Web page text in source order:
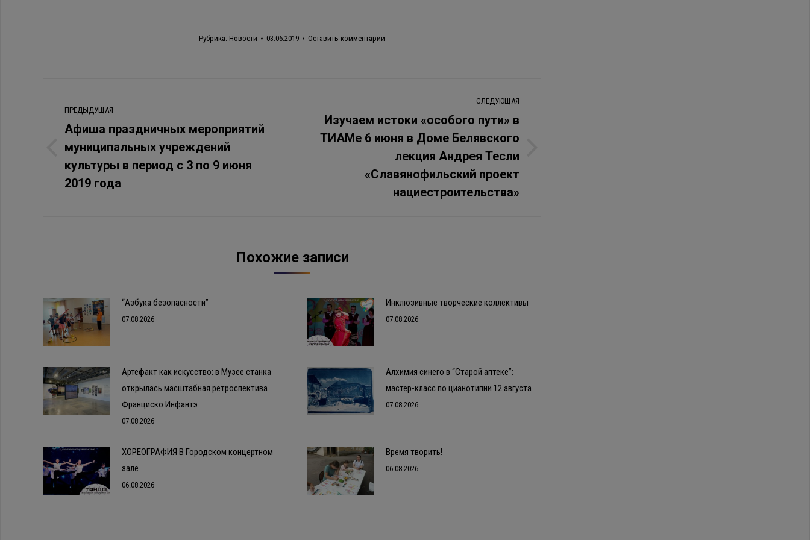
Рубрика: Новости 03.06.2019 Оставить комментарий
по
записям
ПРЕДЫДУЩАЯ
Предыдущая
запись:
Афиша праздничных мероприятий
муниципальных учреждений
культуры в период с 3 по 9 июня
2019 года
СЛЕДУЮЩАЯ
Изучаем истоки «особого пути» в
ТИАМе 6 июня в Доме Белявского
лекция Андрея Тесли
«Славянофильский проект
нациестроительства»
Похожие записи
“Азбука безопасности”
07.08.2026
Инклюзивные творческие коллективы
07.08.2026
Артефакт как искусство: в Музее станка
открылась масштабная ретроспектива
Франциско Инфантэ
07.08.2026
Алхимия синего в “Старой аптеке”:
мастер-класс по цианотипии 12 августа
07.08.2026
ХОРЕОГРАФИЯ В Городском концертном
зале
06.08.2026
Время творить!
06.08.2026